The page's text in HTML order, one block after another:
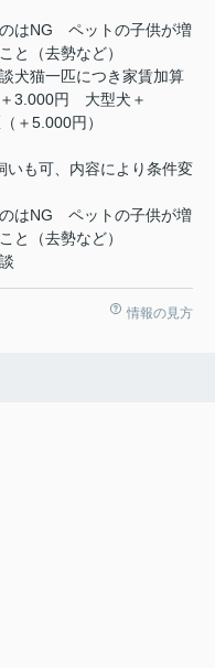
のはNG ペットの子供が増
と（去勢など）
犬猫一匹につき家賃加算
＋3.000円 大型犬＋
＋5.000円）
いも可、内容により条件変
のはNG ペットの子供が増
と（去勢など）
情報の見方